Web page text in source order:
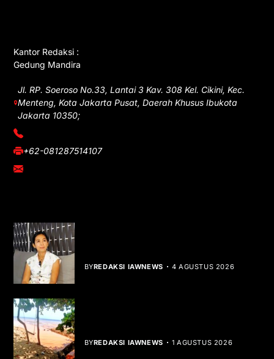
Kantor Redaksi :
Gedung Mandira
Jl. RP. Soeroso No.33, Lantai 3 Kav. 308 Kel. Cikini, Kec.
Menteng, Kota Jakarta Pusat, Daerah Khusus Ibukota
Jakarta 10350;
(021) 3908026
+62-081287514107
adm@iawnews.com
BYREDAKSI IAWNEWS 4 AGUSTUS 2026
BYREDAKSI IAWNEWS 1 AGUSTUS 2026